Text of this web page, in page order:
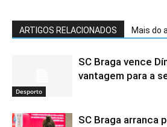
ARTIGOS RELACIONADOS Mais do
Desporto
SC Braga vence
vantagem para a
SC Braga arranca